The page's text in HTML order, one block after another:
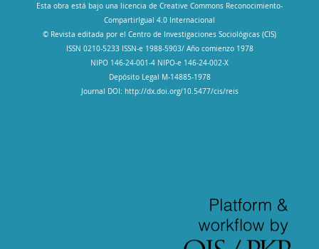
Esta obra está bajo una licencia de Creative Commons Reconocimiento-
CompartirIgual 4.0 Internacional
© Revista editada por el Centro de Investigaciones Sociológicas (CIS)
ISSN 0210-5233 ISSN-e 1988-5903/ Año comienzo 1978
NIPO 146-24-001-4 NIPO-e 146-24-002-X
Depósito Legal M-14885-1978
Journal DOI: http://dx.doi.org/10.5477/cis/reis